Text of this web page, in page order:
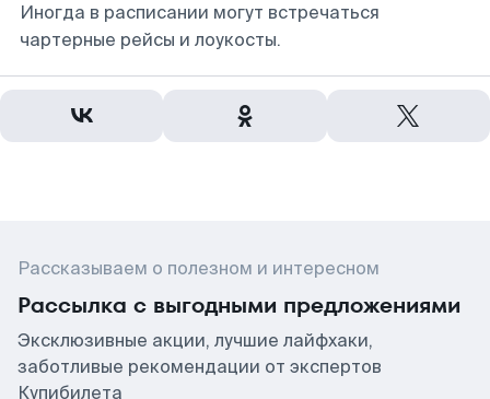
Иногда в расписании могут встречаться
чартерные рейсы и лоукосты.
Рассказываем о полезном и интересном
Рассылка с выгодными предложениями
Эксклюзивные акции, лучшие лайфхаки,
заботливые рекомендации от экспертов
Купибилета